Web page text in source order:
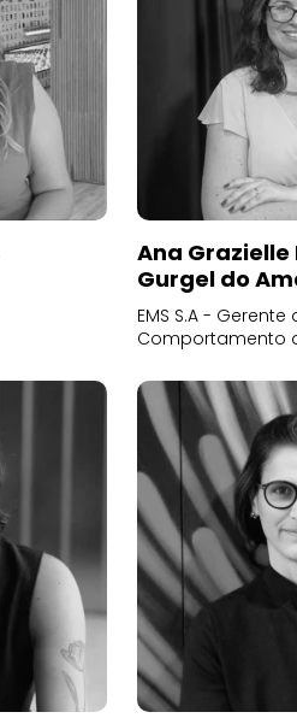
Ana
Gurgel do
EMS S.A -
Comportamento